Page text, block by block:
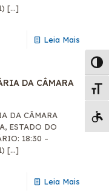
[…]
Leia Mais
DA CÂMARA
DA CÂMARA
ESTADO DO
18:30 –
[…]
Leia Mais